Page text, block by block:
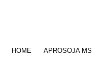
HOME APROSOJA MS